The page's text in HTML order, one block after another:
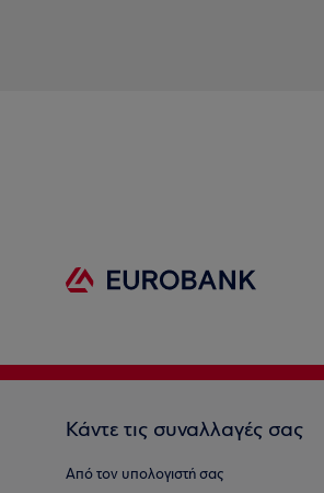
Κάντε τις συναλλαγές σας
Από τον υπολογιστή σας